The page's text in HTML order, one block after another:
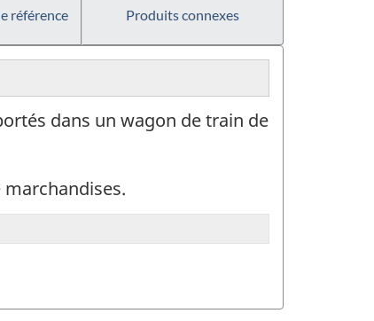
référence Produits connexes
dans un wagon de train de